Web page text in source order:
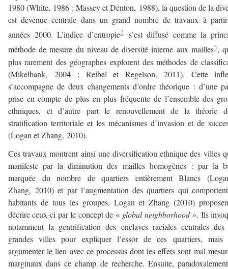
1980 (White, 1986 ; Massey et Denton, 1988), la question de la
est devenue centrale dans un grand nombre de travaux à
années 2000. L’indice d’entropie2s’est diffusé comme la
méthode de mesure du niveau de diversité interne aux mailles3,
plus rarement des géographes explorent des méthodes de
(Mikelbank, 2004 ; Reibel et Regelson, 2011). Cette
s’accompagne de deux changements d’ordre théorique : d’une
prise en compte de plus en plus fréquente de l’ensemble des
ethniques, et d’autre part le renouvellement de la théorie
stratification territoriale et les mécanismes d’invasion et de
(Logan et Zhang, 2010).
Ces travaux montrent ainsi une diversification ethnique des villes
manifeste par la diminution des mailles homogènes : par la
marquée du nombre de quartiers entièrement Blancs
Zhang, 2010) et par l’augmentation des quartiers qui
habitants de tous les groupes. Logan et Zhang (2010)
décrire ceux-ci par le concept de « global neighborhood». Ils
notamment la gentrification des enclaves raciales centrales des
grandes villes pour expliquer l’essor de ces quartiers, mais
argumenter le lien avec ce processus dont les effets sont mal
marginaux dans ce champ de recherche. Ensuite,